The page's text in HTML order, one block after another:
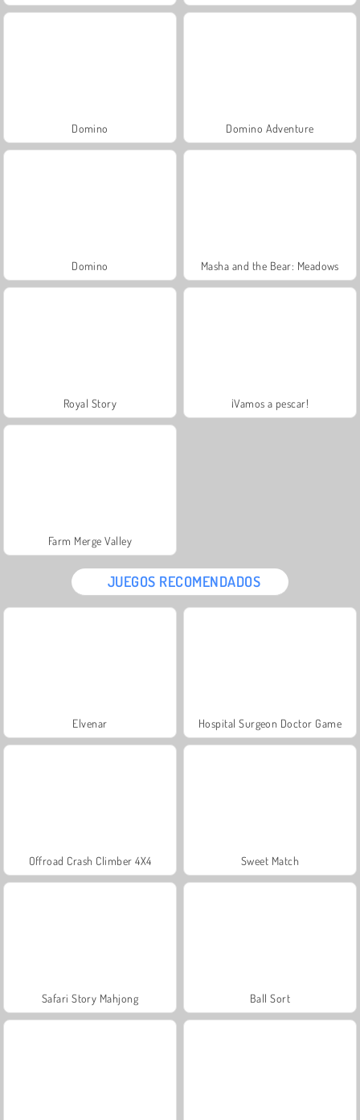
Domino Domino Adventure
Domino Masha and the Bear: Meadows
Royal Story ¡Vamos a pescar!
Farm Merge Valley
JUEGOS RECOMENDADOS
Elvenar Hospital Surgeon Doctor Game
Offroad Crash Climber 4X4 Sweet Match
Safari Story Mahjong Ball Sort